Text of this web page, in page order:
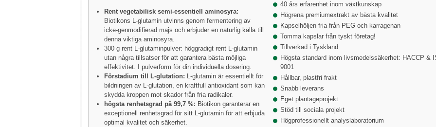
Rent vegetabilisk semi-essentiell aminosyra:
Biotikons L-glutamin utvinns genom fermentering av
icke-genmodifierad majs och erbjuder en naturlig källa till
denna viktiga aminosyra.
300 g rent L-glutaminpulver: höggradigt rent L-glutamin
utan några tillsatser för att garantera bästa möjliga
effektivitet. I pulverform för din individuella dosering.
Förstadium till L-glutation: L-glutamin är essentiellt för
bildningen av L-glutation, en kraftfull antioxidant som kan
skydda kroppen mot skador från fria radikaler.
högsta renhetsgrad på 99,7 %: Biotikon garanterar en
exceptionell renhetsgrad för sitt L-glutamin för att erbjuda
optimal kvalitet och säkerhet.
40 års erfarenhet inom växtkunskap
Högrena premiumextrakt av bästa kvalitet
Kapselhöljen fria från PEG och karragenan
Tomma kapslar från tyskt företag!
Tillverkad i Tyskland
Högsta standard inom livsmedelssäkerhet: HACCP &
9001
Hållbar, plastfri frakt
Snabb leverans
Eget plantageprojekt
Stöd till sociala projekt
Högprofessionellt analyslaboratorium